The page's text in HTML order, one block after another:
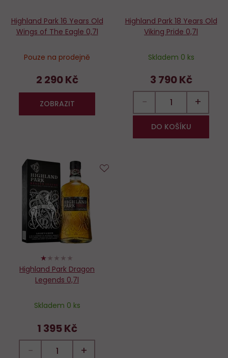
Highland Park 16 Years Old
Wings of The Eagle 0,7l
Pouze na prodejně
2 290 Kč
ZOBRAZIT
Highland Park 18 Years Old
Viking Pride 0,7l
Skladem 0 ks
3 790 Kč
− +
DO KOŠÍKU
20%
Highland Park Dragon
Legends 0,7l
Skladem 0 ks
1 395 Kč
− +